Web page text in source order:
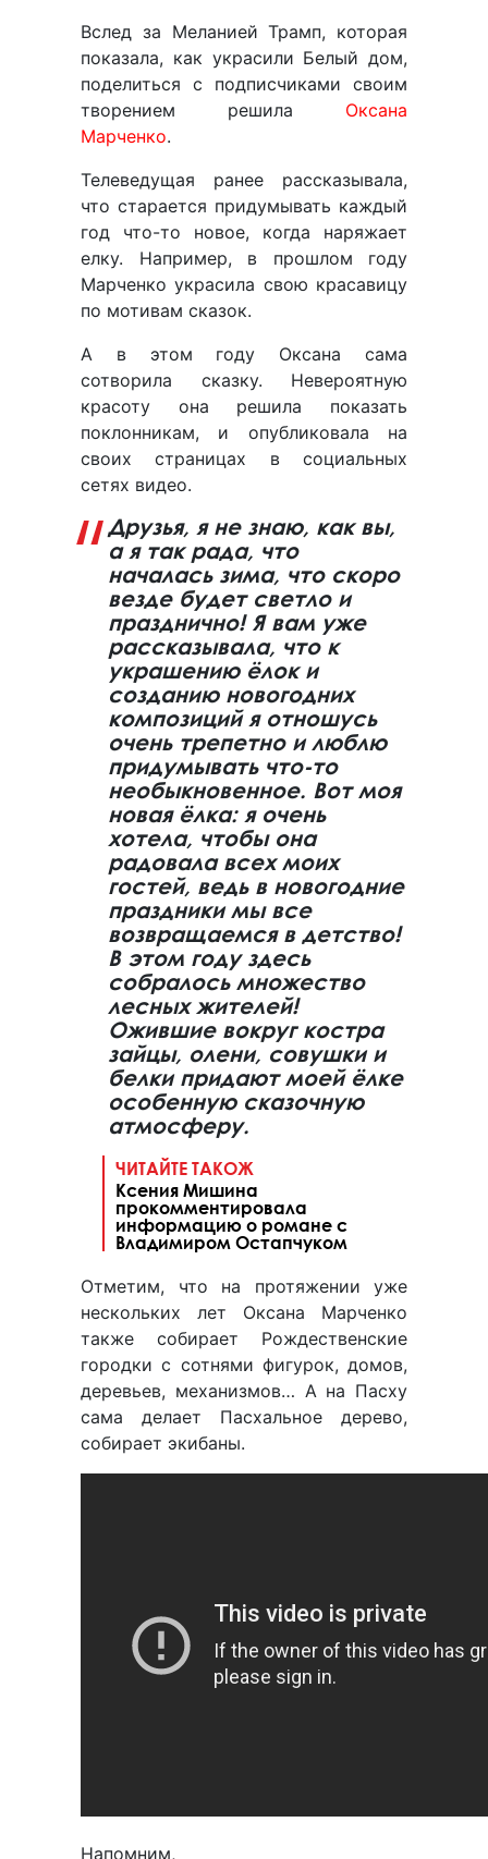
Вслед за Меланией Трамп, которая
показала, как украсили Белый дом,
поделиться с подписчиками своим
творением решила Оксана
Марченко.
Телеведущая ранее рассказывала,
что старается придумывать каждый
год что-то новое, когда наряжает
елку. Например, в прошлом году
Марченко украсила свою красавицу
по мотивам сказок.
А в этом году Оксана сама
сотворила сказку. Невероятную
красоту она решила показать
поклонникам, и опубликовала на
своих страницах в социальных
сетях видео.
Друзья, я не знаю, как вы,
а я так рада, что
началась зима, что скоро
везде будет светло и
празднично! Я вам уже
рассказывала, что к
украшению ёлок и
созданию новогодних
композиций я отношусь
очень трепетно и люблю
придумывать что-то
необыкновенное. Вот моя
новая ёлка: я очень
хотела, чтобы она
радовала всех моих
гостей, ведь в новогодние
праздники мы все
возвращаемся в детство!
В этом году здесь
собралось множество
лесных жителей!
Ожившие вокруг костра
зайцы, олени, совушки и
белки придают моей ёлке
особенную сказочную
атмосферу.
ЧИТАЙТЕ ТАКОЖ
Ксения Мишина
прокомментировала
информацию о романе с
Владимиром Остапчуком
Отметим, что на протяжении уже
нескольких лет Оксана Марченко
также собирает Рождественские
городки с сотнями фигурок, домов,
деревьев, механизмов… А на Пасху
сама делает Пасхальное дерево,
собирает экибаны.
Напомним,